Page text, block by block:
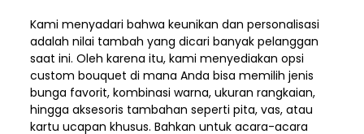
Kami menyadari bahwa keunikan dan personalisasi
adalah nilai tambah yang dicari banyak pelanggan
saat ini. Oleh karena itu, kami menyediakan opsi
custom bouquet di mana Anda bisa memilih jenis
bunga favorit, kombinasi warna, ukuran rangkaian,
hingga aksesoris tambahan seperti pita, vas, atau
kartu ucapan khusus. Bahkan untuk acara-acara